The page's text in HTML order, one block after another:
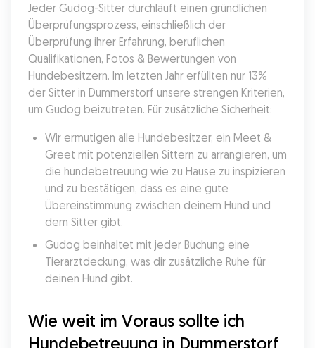
Jeder Gudog-Sitter durchläuft einen gründlichen
Überprüfungsprozess, einschließlich der
Überprüfung ihrer Erfahrung, beruflichen
Qualifikationen, Fotos & Bewertungen von
Hundebesitzern. Im letzten Jahr erfüllten nur 13%
der Sitter in Dummerstorf unsere strengen Kriterien,
um Gudog beizutreten. Für zusätzliche Sicherheit:
Wir ermutigen alle Hundebesitzer, ein Meet &
Greet mit potenziellen Sittern zu arrangieren, um
die hundebetreuung wie zu Hause zu inspizieren
und zu bestätigen, dass es eine gute
Übereinstimmung zwischen deinem Hund und
dem Sitter gibt.
Gudog beinhaltet mit jeder Buchung eine
Tierarztdeckung, was dir zusätzliche Ruhe für
deinen Hund gibt.
Wie weit im Voraus sollte ich
Hundebetreuung in Dummerstorf